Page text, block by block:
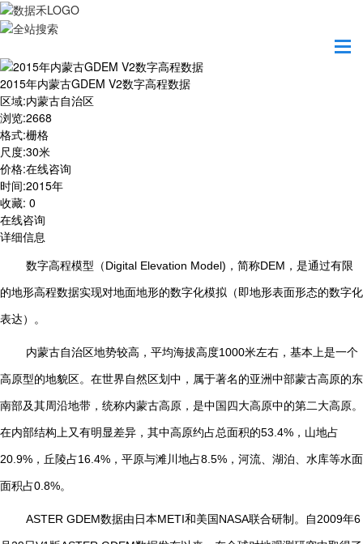
2015年内蒙古GDEM V2数字高程数据
区域:内蒙古自治区
浏览:2668
格式:栅格
尺度:30米
价格:在线咨询
时间:2015年
收藏: 0
在线咨询
详细信息
数字高程模型（Digital Elevation Model) ，简称DEM ，是通过有限
的地形高程数据实现对地面地形的数字化模拟（即地形表面形态的数字化
表达）。
内蒙古自治区地势较高，平均海拔高度1000米左右，基本上是一个
高原型的地貌区。在世界自然区划中，属于著名的亚洲中部蒙古高原的东
南部及其周沿地带，统称内蒙古高原，是中国四大高原中的第二大高原。
在内部结构上又有明显差异，其中高原约占总面积的53.4%，山地占
20.9%，丘陵占16.4%，平原与滩川地占8.5%，河流、湖泊、水库等水面
面积占0.8%。
ASTER GDEM数据由日本METI和美国NASA联合研制。自2009年6